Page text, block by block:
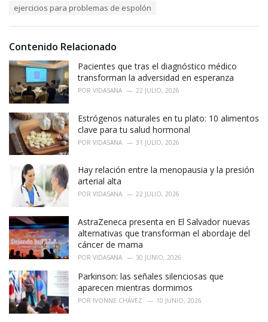
r
i
:
:
ejercicios para problemas de espolón
Contenido Relacionado
Pacientes que tras el diagnóstico médico
transforman la adversidad en esperanza
POR VIDASANA 22 JULIO, 2026
Estrógenos naturales en tu plato: 10 alimentos
clave para tu salud hormonal
POR VIDASANA 31 JULIO, 2026
Hay relación entre la menopausia y la presión
arterial alta
POR VIDASANA 22 JULIO, 2026
AstraZeneca presenta en El Salvador nuevas
alternativas que transforman el abordaje del
cáncer de mama
POR VIDASANA 30 JUNIO, 2026
Parkinson: las señales silenciosas que
aparecen mientras dormimos
POR IVONNE CHÁVEZ 10 JUNIO, 2026